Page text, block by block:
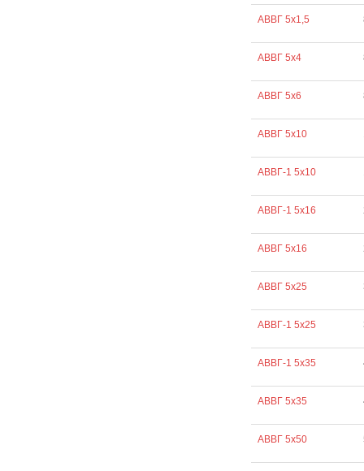
АВВГ 5х1,5
АВВГ 5х4
АВВГ 5х6
АВВГ 5х10
АВВГ-1 5х10
АВВГ-1 5х16
АВВГ 5х16
АВВГ 5х25
АВВГ-1 5х25
АВВГ-1 5х35
АВВГ 5х35
АВВГ 5х50